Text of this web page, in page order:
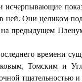
ней. Они це­ликом
предыдущем
времени
Томским и
тщательностью и